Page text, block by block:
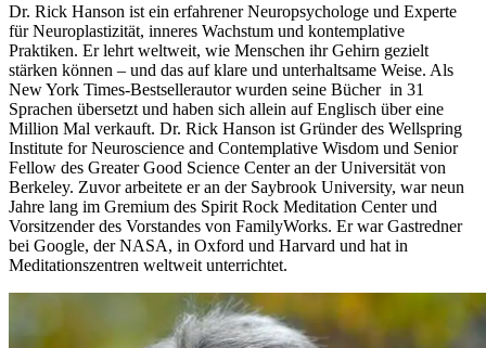
Dr. Rick Hanson ist ein erfahrener Neuropsychologe und Experte
für Neuroplastizität, inneres Wachstum und kontemplative
Praktiken. Er lehrt weltweit, wie Menschen ihr Gehirn gezielt
stärken können – und das auf klare und unterhaltsame Weise. Als
New York Times-Bestsellerautor wurden seine Bücher in 31
Sprachen übersetzt und haben sich allein auf Englisch über eine
Million Mal verkauft. Dr. Rick Hanson ist Gründer des Wellspring
Institute for Neuroscience and Contemplative Wisdom und Senior
Fellow des Greater Good Science Center an der Universität von
Berkeley. Zuvor arbeitete er an der Saybrook University, war neun
Jahre lang im Gremium des Spirit Rock Meditation Center und
Vorsitzender des Vorstandes von FamilyWorks. Er war Gastredner
bei Google, der NASA, in Oxford und Harvard und hat in
Meditationszentren weltweit unterrichtet.